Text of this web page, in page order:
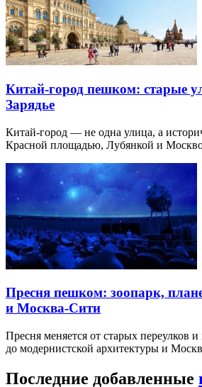
Китай-город пешком: старые
Зарядье
Китай-город — не одна улица, а
Красной площадью, Лубянкой и
Пресня пешком: зоопарк,
и Москва-Сити
Пресня меняется от старых переулков
до модернистской архитектуры и
Последние добавленные